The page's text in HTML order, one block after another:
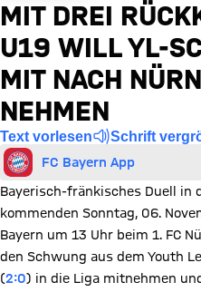
MIT DREI
U19 WILL YL-
MIT NACH
NEHMEN
Text vorlesen Schrift
FC Bayern App
Bayerisch-fränkisches Duell in
kommenden Sonntag, 06.
Bayern um 13 Uhr beim 1. FC
den Schwung aus dem Youth
(2:0) in die Liga mitnehmen